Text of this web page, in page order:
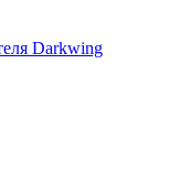
Darkwing